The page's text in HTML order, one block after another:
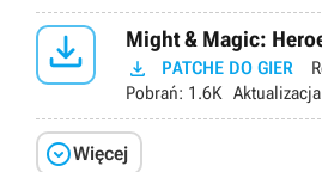
 Might & Magic:
 PATCHE DO GIER
Pobrań: 1.6K Aktualizacja
Więcej